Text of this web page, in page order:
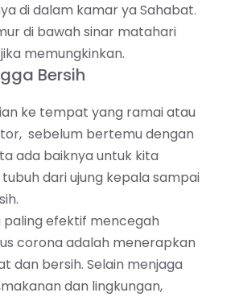
di dalam kamar ya Sahabat.
di bawah sinar matahari
memungkinkan.
Bersih
ke tempat yang ramai atau
sebelum bertemu dengan
ada baiknya untuk kita
dari ujung kepala sampai
paling efektif mencegah
corona adalah menerapkan
dan bersih. Selain menjaga
dan lingkungan,